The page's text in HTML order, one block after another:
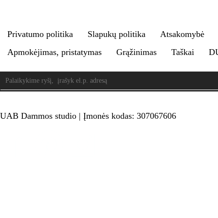
Privatumo politika Slapukų politika Atsakomybė
Apmokėjimas, pristatymas
Grąžinimas Taškai
UAB Dammos studio | Įmonės kodas: 307067606